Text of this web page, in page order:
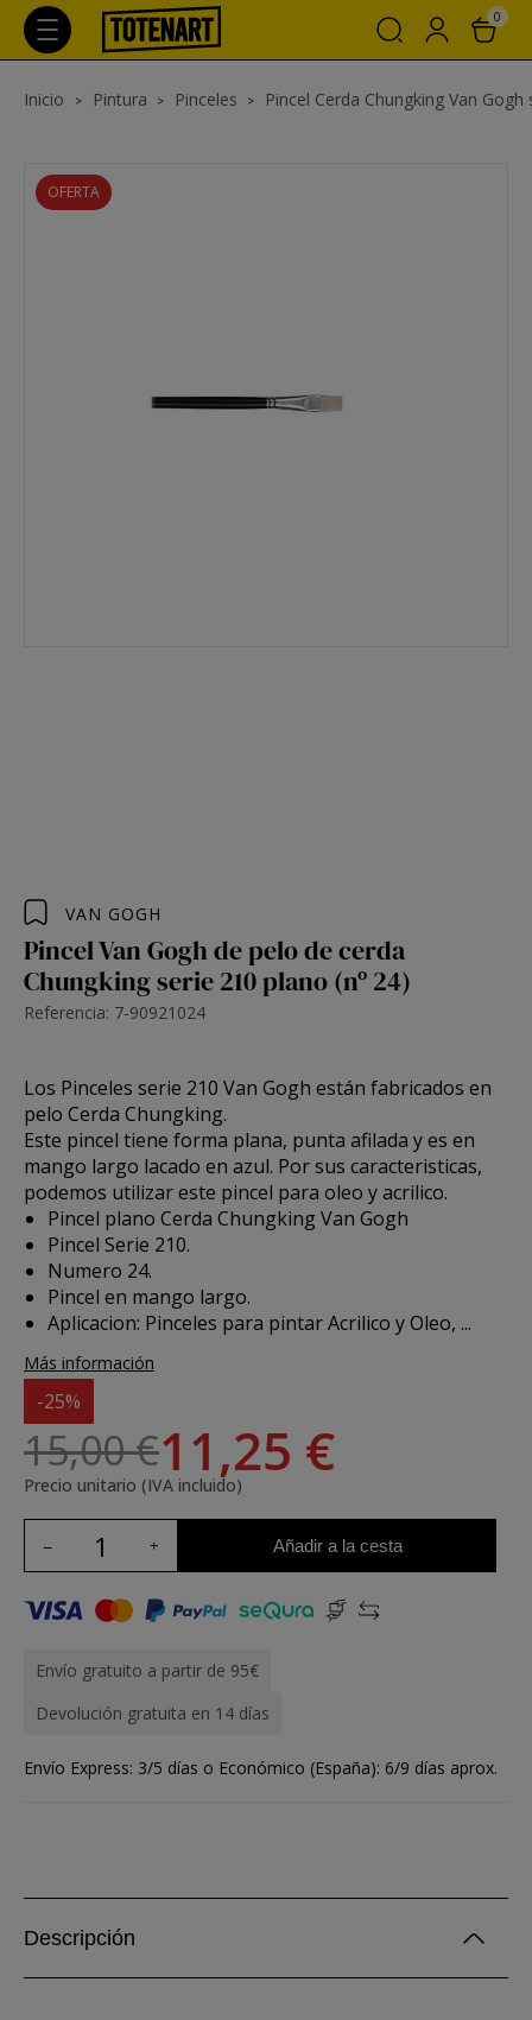
0
Inicio Pintura Pinceles Pincel Cerda Chungking Van
OFERTA
VAN GOGH
Pincel Van Gogh de pelo de cerda
Chungking serie 210 plano (nº 24)
Referencia: 7-90921024
Los Pinceles serie 210 Van Gogh están fabricados en
pelo Cerda Chungking.
Este pincel tiene forma plana, punta afilada y es en
mango largo lacado en azul. Por sus caracteristicas,
podemos utilizar este pincel para oleo y acrilico.
Pincel plano Cerda Chungking Van Gogh
Pincel Serie 210.
Numero 24.
Pincel en mango largo.
Aplicacion: Pinceles para pintar Acrilico y Oleo, ...
Más información
-25%
15,00 €11,25 €
Precio unitario (IVA incluido)
Añadir a la cesta
Envío gratuito a partir de 95€
Devolución gratuita en 14 días
Envío Express: 3/5 días o Económico (España): 6/9 días aprox.
Descripción